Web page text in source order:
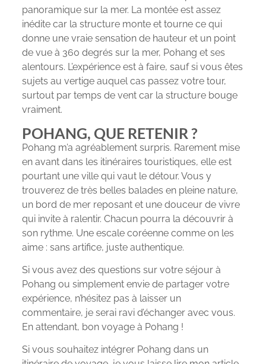
panoramique sur la mer. La montée est assez
inédite car la structure monte et tourne ce qui
donne une vraie sensation de hauteur et un point
de vue à 360 degrés sur la mer, Pohang et ses
alentours. L’expérience est à faire, sauf si vous êtes
sujets au vertige auquel cas passez votre tour,
surtout par temps de vent car la structure bouge
vraiment.
POHANG, QUE RETENIR ?
Pohang m’a agréablement surpris. Rarement mise
en avant dans les itinéraires touristiques, elle est
pourtant une ville qui vaut le détour. Vous y
trouverez de très belles balades en pleine nature,
un bord de mer reposant et une douceur de vivre
qui invite à ralentir. Chacun pourra la découvrir à
son rythme. Une escale coréenne comme on les
aime : sans artifice, juste authentique.
Si vous avez des questions sur votre séjour à
Pohang ou simplement envie de partager votre
expérience, n’hésitez pas à laisser un
commentaire, je serai ravi d’échanger avec vous.
En attendant, bon voyage à Pohang !
Si vous souhaitez intégrer Pohang dans un